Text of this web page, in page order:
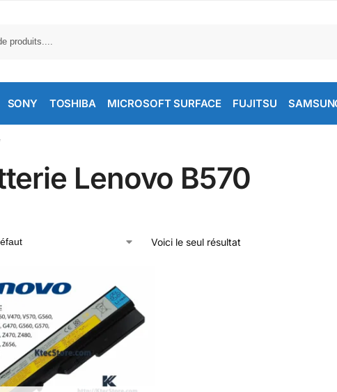
SONY TOSHIBA MICROSOFT SURFACE FUJITSU
Lenovo B570
Voici le seul résultat